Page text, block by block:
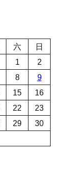
六
日
1
2
8
9
15
16
22
23
29
30